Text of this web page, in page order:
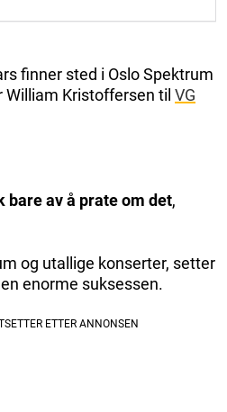
finner sted i Oslo Spektrum
William Kristoffersen til VG
av å prate om det,
og utallige konserter, setter
enorme suksessen.